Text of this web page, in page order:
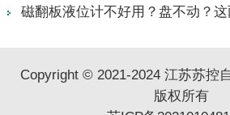
Copyright © 2021-2024 江苏苏控
版权所有